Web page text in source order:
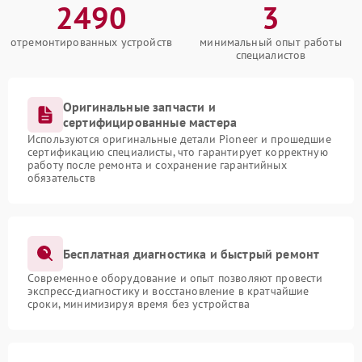
2490
отремонтированных устройств
3
минимальный опыт работы
специалистов
Оригинальные запчасти и
сертифицированные мастера
Используются оригинальные детали Pioneer и прошедшие
сертификацию специалисты, что гарантирует корректную
работу после ремонта и сохранение гарантийных
обязательств
Бесплатная диагностика и быстрый ремонт
Современное оборудование и опыт позволяют провести
экспресс-диагностику и восстановление в кратчайшие
сроки, минимизируя время без устройства